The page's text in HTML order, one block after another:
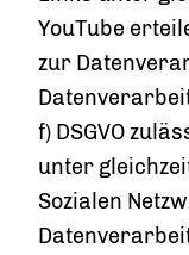
YouTube
zur
f) DSGVO
unter
Sozialen